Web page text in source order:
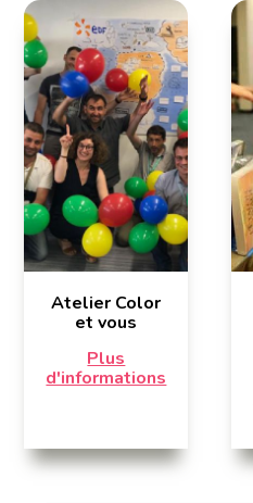
Atelier Color
et vous
Plus
d'informations